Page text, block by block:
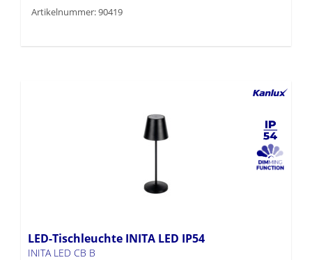
Artikelnummer: 90419
LED-Tischleuchte INITA LED IP54
INITA LED CB B